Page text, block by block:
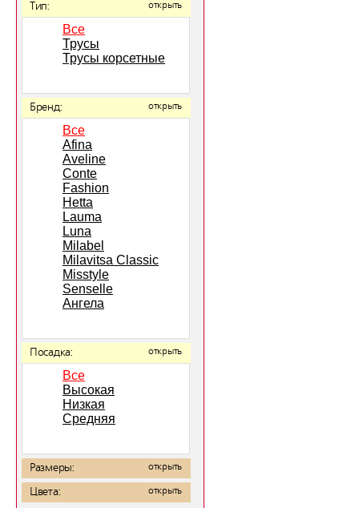
Тип: открыть
Все
Трусы
Трусы корсетные
Бренд: открыть
Все
Afina
Aveline
Conte
Fashion
Hetta
Lauma
Luna
Milabel
Milavitsa Classic
Misstyle
Senselle
Ангела
Посадка: открыть
Все
Высокая
Низкая
Средняя
Размеры: открыть
Цвета: открыть